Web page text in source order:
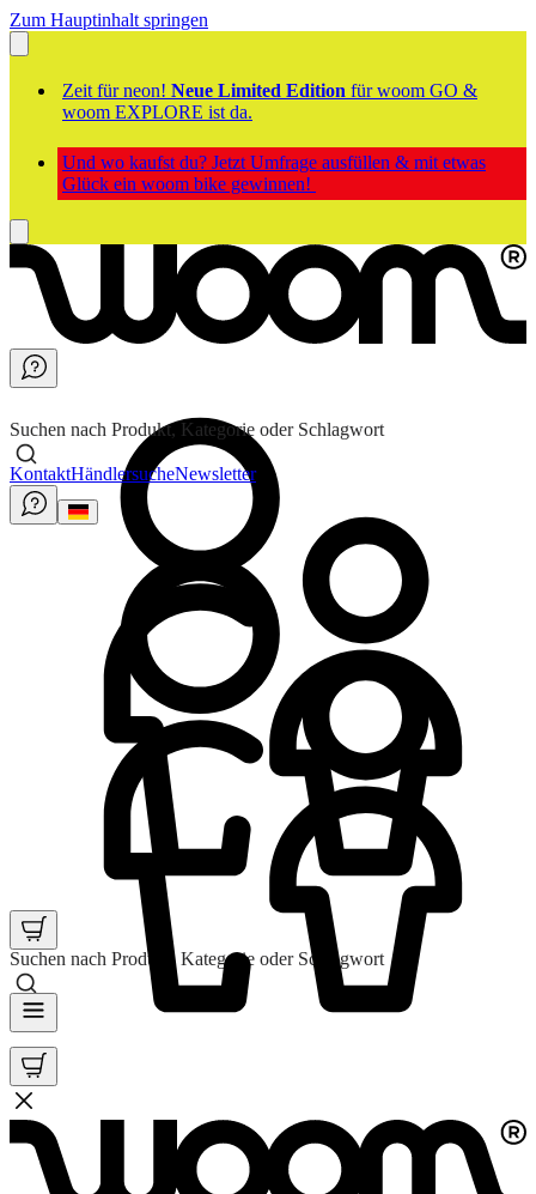
Zum Hauptinhalt springen
Zeit für neon! Neue Limited Edition für woom GO &
woom EXPLORE ist da.
Und wo kaufst du? Jetzt Umfrage ausfüllen & mit etwas
Glück ein woom bike gewinnen!
Suchen nach Produkt, Kategorie oder Schlagwort
Suchen nach Produkt, Kategorie oder Schlagwort
KontaktHändlersucheNewsletter